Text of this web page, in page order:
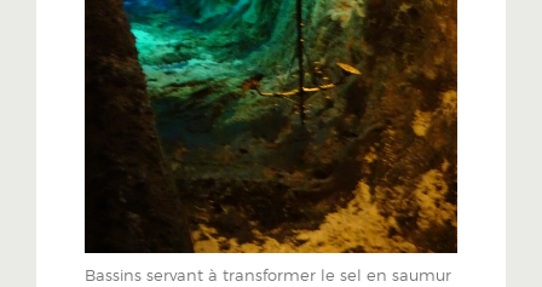
Bassins servant à transformer le sel en saumur